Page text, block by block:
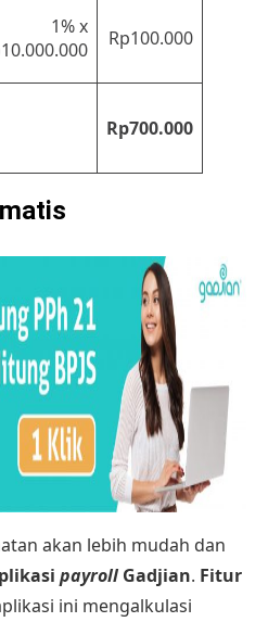
1% x
Rp100.000
Rp700.000
akan lebih mudah dan
payroll Gadjian. Fitur
ini mengalkulasi